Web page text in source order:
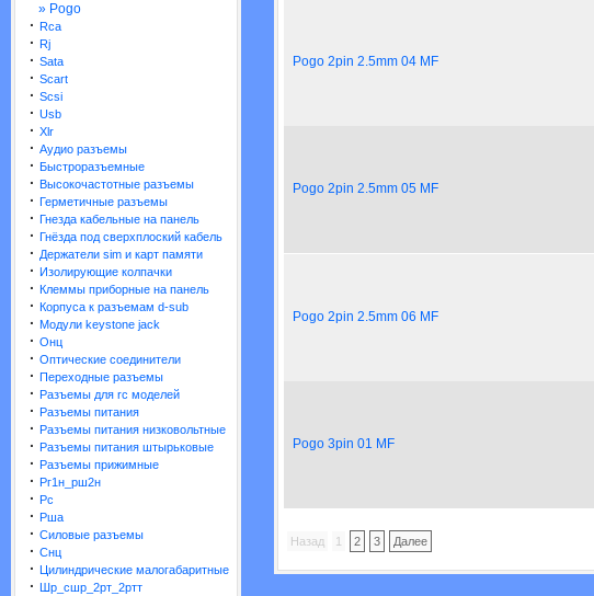
» Pogo
· Rca
· Rj
· Sata
· Scart
· Scsi
· Usb
· Xlr
· Аудио разъемы
· Быстроразъемные
· Высокочастотные разъемы
· Герметичные разъемы
· Гнезда кабельные на панель
· Гнёзда под сверхплоский кабель
· Держатели sim и карт памяти
· Изолирующие колпачки
· Клеммы приборные на панель
· Корпуса к разъемам d-sub
· Модули keystone jack
· Онц
· Оптические соединители
· Переходные разъемы
· Разъемы для rc моделей
· Разъемы питания
· Разъемы питания низковольтные
· Разъемы питания штырьковые
· Разъемы прижимные
· Рг1н_рш2н
· Рс
· Рша
· Силовые разъемы
· Снц
· Цилиндрические малогабаритные
· Шр_сшр_2рт_2ртт
Pogo 2pin 2.5mm 04 MF
Pogo 2pin 2.5mm 05 MF
Pogo 2pin 2.5mm 06 MF
Pogo 3pin 01 MF
Назад 1 2 3 Далее